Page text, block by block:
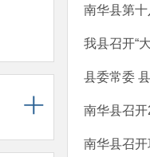
南华县第
我县召开“
县委常委
南华县召
南华县召开